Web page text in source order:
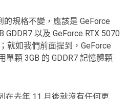
的規格不變，應該是 GeForce
GDDR7 以及 GeForce RTX 5070
就如我們前面提到，GeForce
單顆 3GB 的 GDDR7 記憶體顆
在去年 11 月後就沒有任何更